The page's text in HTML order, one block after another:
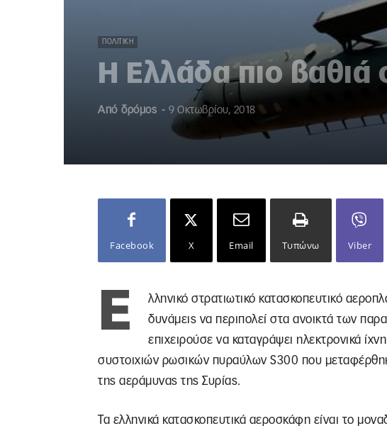
ΠΟΛΙΤΙΚΉ
Η Ελλάδα πιο βαθιά
Από δρόμος - 9 Οκτωβρίου, 2018
Facebook X Email Τυπώνω Viber
Ε
λληνικό στρατιωτικό κατασκοπευτικό
δυνάμεις να περιπολεί στα ανοικτά των
επιχειρούσε να καταγράψει ηλεκτρονικά
συστοιχιών ρωσικών πυραύλων S300 που
της αεράμυνας της Συρίας.
Τα ελληνικά κατασκοπευτικά αεροσκάφη είναι το